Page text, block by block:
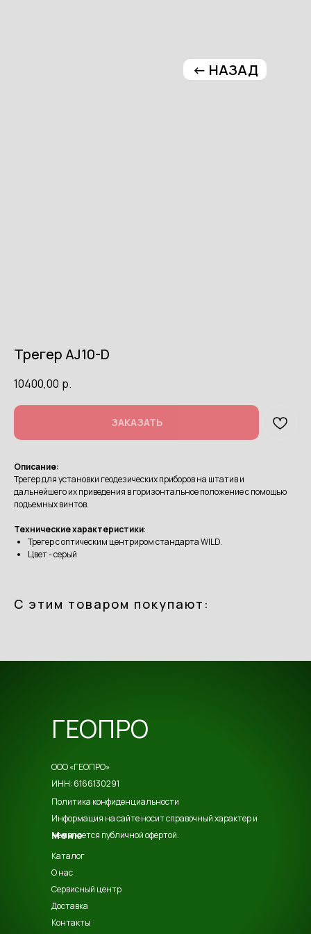
<- НАЗАД
Трегер AJ10-D
10400,00 р.
ЗАКАЗАТЬ
Описание:
Трегер для установки геодезических приборов на штатив и
дальнейшего их приведения в горизонтальное положение с помощью
подъемных винтов.
Технические характеристики:
Трегер с оптическим центриром стандарта WILD.
Цвет - серый
С этим товаром покупают:
ООО «ГЕОПРО»
ИНН: 6166130291
ГЕОПРО
Политика конфиденциальности
Информация на сайте носит справочный характер и
не является публичной офертой.
Меню
Каталог
О нас
Сервисный центр
Доставка
Контакты